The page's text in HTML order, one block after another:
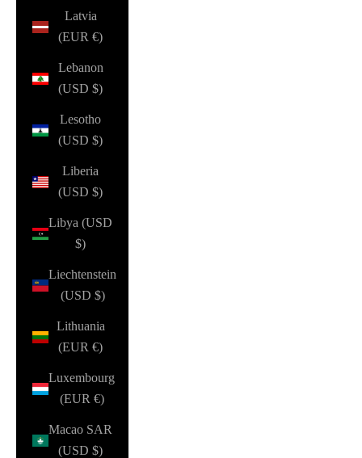
Latvia
(EUR €)
Lebanon
(USD $)
Lesotho
(USD $)
Liberia
(USD $)
Libya (USD
$)
Liechtenstein
(USD $)
Lithuania
(EUR €)
Luxembourg
(EUR €)
Macao SAR
(USD $)